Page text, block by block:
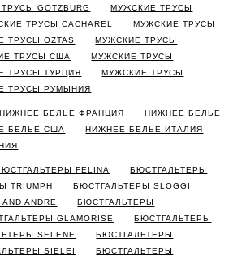
GOTZBURG
МУЖСКИЕ ТРУСЫ
ТРУСЫ CACHAREL
МУЖСКИЕ ТРУСЫ
ТРУСЫ OZTAS
МУЖСКИЕ ТРУСЫ
ТРУСЫ США
МУЖСКИЕ ТРУСЫ
ТРУСЫ ТУРЦИЯ
МУЖСКИЕ ТРУСЫ
ТРУСЫ РУМЫНИЯ
НИЖНЕЕ БЕЛЬЕ ФРАНЦИЯ
НИЖНЕЕ БЕЛЬЕ
БЕЛЬЕ США
НИЖНЕЕ БЕЛЬЕ ИТАЛИЯ
FELINA
БЮСТГАЛЬТЕРЫ
TRIUMPH
БЮСТГАЛЬТЕРЫ SLOGGI
ANDRE
БЮСТГАЛЬТЕРЫ
GLAMORISE
БЮСТГАЛЬТЕРЫ
SELENE
БЮСТГАЛЬТЕРЫ
SIELEI
БЮСТГАЛЬТЕРЫ